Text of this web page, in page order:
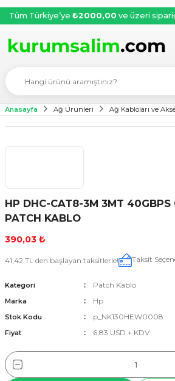
Tüm Türkiye’ye ₺2000,00 ve üzeri
Anasayfa Ağ Ürünleri Ağ Kabloları ve
HP DHC-CAT8-3M 3MT 40GBPS
PATCH KABLO
390,03 ₺
41,42 TL den başlayan taksitlerle! Taksit
Kategori Patch Kablo
Marka Hp
Stok Kodu p_NK130HEW0008
Fiyat 6,83 USD + KDV